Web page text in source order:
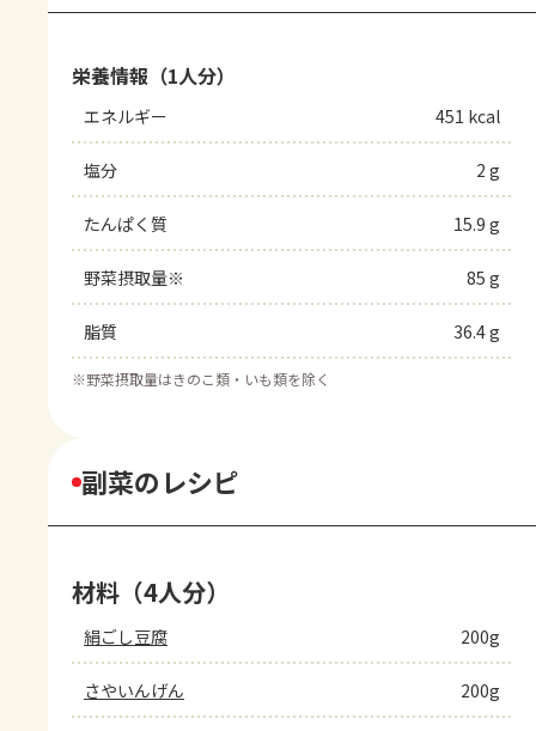
栄養情報（1人分）
エネルギー 451 kcal
塩分 2 g
たんぱく質 15.9 g
野菜摂取量※ 85 g
脂質 36.4 g
※野菜摂取量はきのこ類・いも類を除く
副菜のレシピ
材料（4人分）
絹ごし豆腐 200g
さやいんげん 200g